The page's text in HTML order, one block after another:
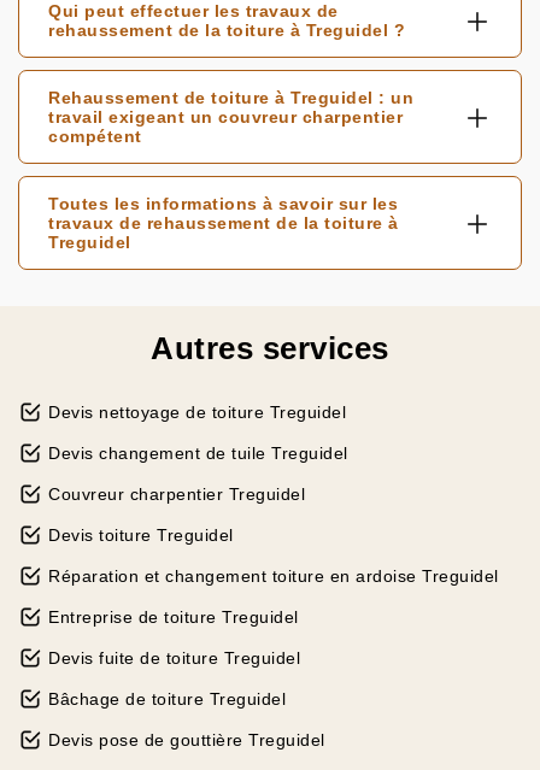
Qui peut effectuer les travaux de
rehaussement de la toiture à Treguidel ?
Rehaussement de toiture à Treguidel : un
travail exigeant un couvreur charpentier
compétent
Toutes les informations à savoir sur les
travaux de rehaussement de la toiture à
Treguidel
Autres services
Devis nettoyage de toiture Treguidel
Devis changement de tuile Treguidel
Couvreur charpentier Treguidel
Devis toiture Treguidel
Réparation et changement toiture en ardoise Treguidel
Entreprise de toiture Treguidel
Devis fuite de toiture Treguidel
Bâchage de toiture Treguidel
Devis pose de gouttière Treguidel